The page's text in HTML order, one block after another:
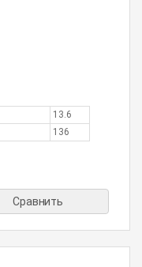
13.6
136
Сравнить